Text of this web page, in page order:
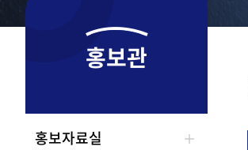
홍보관
홍보자료실